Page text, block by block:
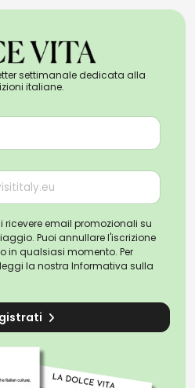
settimanale dedicata alla
italiane.
ricevere email promozionali su
Puoi annullare l'iscrizione
in qualsiasi momento. Per
la nostra Informativa sulla